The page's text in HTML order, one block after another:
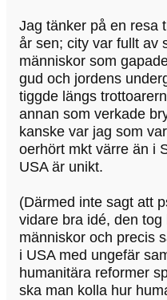
Jag tänker på en resa
år sen; city var fullt av
människor som
gud och jordens
tiggde längs
annan som verkade
kanske var jag som
oerhört mkt värre än i
USA är unikt.
(Därmed inte sagt att
vidare bra idé, den
människor och precis
i USA med ungefär
humanitära reformer
ska man kolla hur